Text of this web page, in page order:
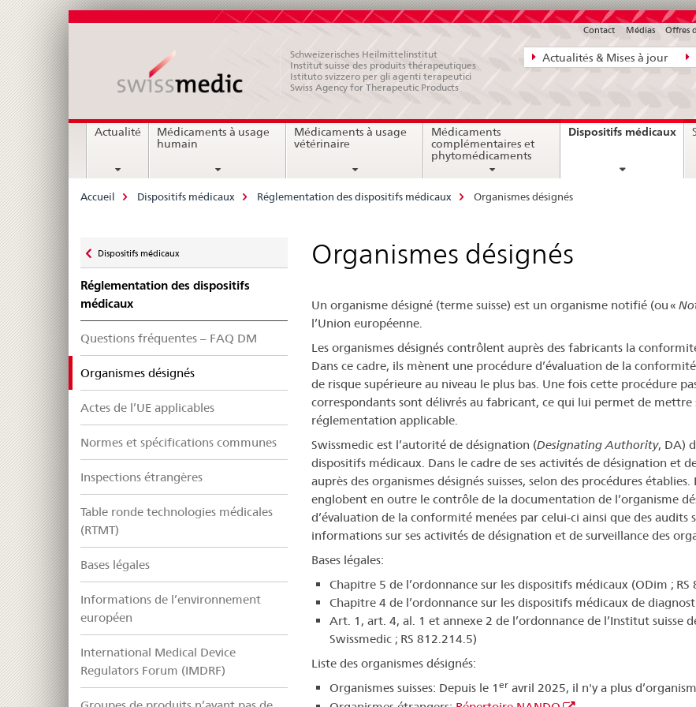
Navigation
directe:
bases
juridiques,
contact
Actualités & Mises à jour
Contact Médias Offres
Schweizerisches Heilmittelinstitut
Institut suisse des produits thérapeutiques
Istituto svizzero per gli agenti terapeutici
Swiss Agency for Therapeutic Products
Navigation
Actualité
Médicaments à usage
humain
Médicaments à usage
vétérinaire
Médicaments
complémentaires et
phytomédicaments
Dispositifs médicaux
Breadcrumb
Accueil Dispositifs médicaux Réglementation des dispositifs médicaux Organismes désignés
zu
Dispositifs médicaux
Réglementation des dispositifs
médicaux
Questions fréquentes – FAQ DM
Organismes désignésselected
Actes de l’UE applicables
Normes et spécifications communes
Inspections étrangères
Table ronde technologies médicales
(RTMT)
Bases légales
Informations de l’environnement
européen
International Medical Device
Regulators Forum (IMDRF)
Organismes désignés
Un organisme désigné (terme suisse) est un organisme notifié (ou «
l’Union européenne.
Les organismes désignés contrôlent auprès des fabricants la
Dans ce cadre, ils mènent une procédure d’évaluation de la
de risque supérieure au niveau le plus bas. Une fois cette procédure
correspondants sont délivrés au fabricant, ce qui lui permet de
réglementation applicable.
Swissmedic est l’autorité de désignation (Designating Authority, DA)
dispositifs médicaux. Dans le cadre de ses activités de désignation et
auprès des organismes désignés suisses, selon des procédures
englobent en outre le contrôle de la documentation de l’organisme
d’évaluation de la conformité menées par celui-ci ainsi que des audits
informations sur ses activités de désignation et de surveillance des
Bases légales:
Chapitre 5 de l’ordonnance sur les dispositifs médicaux (ODim ; RS
Chapitre 4 de l’ordonnance sur les dispositifs médicaux de
Art. 1, art. 4, al. 1 et annexe 2 de l’ordonnance de l’Institut suisse
Swissmedic ; RS 812.214.5)
Liste des organismes désignés:
Organismes suisses: Depuis le 1 er avril 2025, il n'y a plus